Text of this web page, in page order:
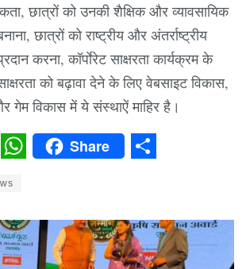
छात्रों को उनकी शैक्षिक और व्यावसायिक
छात्रों को राष्ट्रीय और अंतर्राष्ट्रीय
करना, कॉर्पाेरेट साक्षरता कार्यक्रम के
को बढ़ावा देने के लिए वेबसाइट विकास,
विकास में ये संस्थाऐं माहिर है।
Share